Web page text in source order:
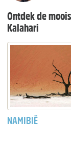
Ontdek de
Kalahari
NAMIBIË